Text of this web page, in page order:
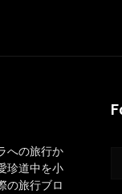
への旅行か
珍道中を小
の旅行ブロ